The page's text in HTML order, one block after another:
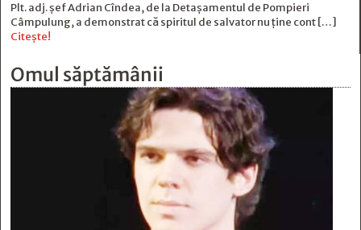
Plt. adj. șef Adrian Cîndea, de la Detașamentul de Pompieri
Câmpulung, a demonstrat că spiritul de salvator nu ține cont […]
Citește!
Omul săptămânii